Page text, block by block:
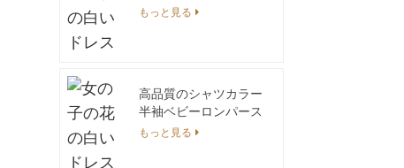
めの小さな女の子 6 か
もっと見る
高品質のシャツカラー
半袖ベビーロンパース
無地白色
もっと見る